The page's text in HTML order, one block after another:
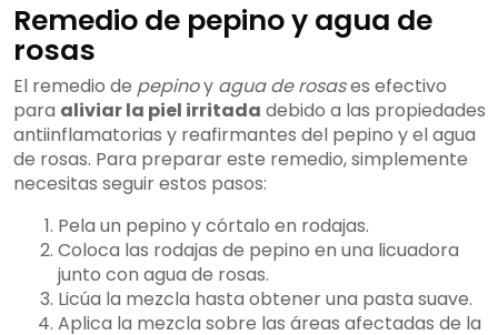
Remedio de pepino y agua de
rosas
El remedio de pepinoy agua de rosases efectivo
para aliviar la piel irritada debido a las propiedades
antiinflamatorias y reafirmantes del pepino y el agua
de rosas. Para preparar este remedio, simplemente
necesitas seguir estos pasos:
Pela un pepino y córtalo en rodajas.
Coloca las rodajas de pepino en una licuadora
junto con agua de rosas.
Licúa la mezcla hasta obtener una pasta suave.
Aplica la mezcla sobre las áreas afectadas de la